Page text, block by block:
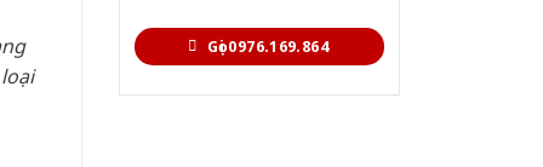
Gọi 0976.169.864